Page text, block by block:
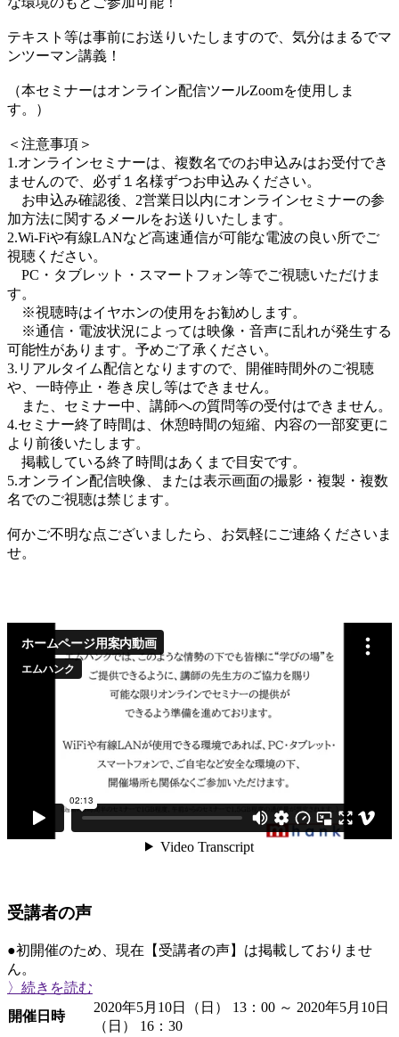
テキスト等は事前にお送りいたしますので、気分はまるでマ
ンツーマン講義！
（本セミナーはオンライン配信ツールZoomを使用しま
す。）
＜注意事項＞
1.オンラインセミナーは、複数名でのお申込みはお受付でき
ませんので、必ず１名様ずつお申込みください。
お申込み確認後、2営業日以内にオンラインセミナーの参
加方法に関するメールをお送りいたします。
2.Wi-Fiや有線LANなど高速通信が可能な電波の良い所でご
視聴ください。
PC・タブレット・スマートフォン等でご視聴いただけま
す。
※視聴時はイヤホンの使用をお勧めします。
※通信・電波状況によっては映像・音声に乱れが発生する
可能性があります。予めご了承ください。
3.リアルタイム配信となりますので、開催時間外のご視聴
や、一時停止・巻き戻し等はできません。
また、セミナー中、講師への質問等の受付はできません。
4.セミナー終了時間は、休憩時間の短縮、内容の一部変更に
より前後いたします。
掲載している終了時間はあくまで目安です。
5.オンライン配信映像、または表示画面の撮影・複製・複数
名でのご視聴は禁じます。
何かご不明な点ございましたら、お気軽にご連絡くださいま
せ。
受講者の声
●初開催のため、現在【受講者の声】は掲載しておりませ
ん。
〉続きを読む
開催日時
2020年5月10日（日） 13：00 ～ 2020年5月10日
（日） 16：30